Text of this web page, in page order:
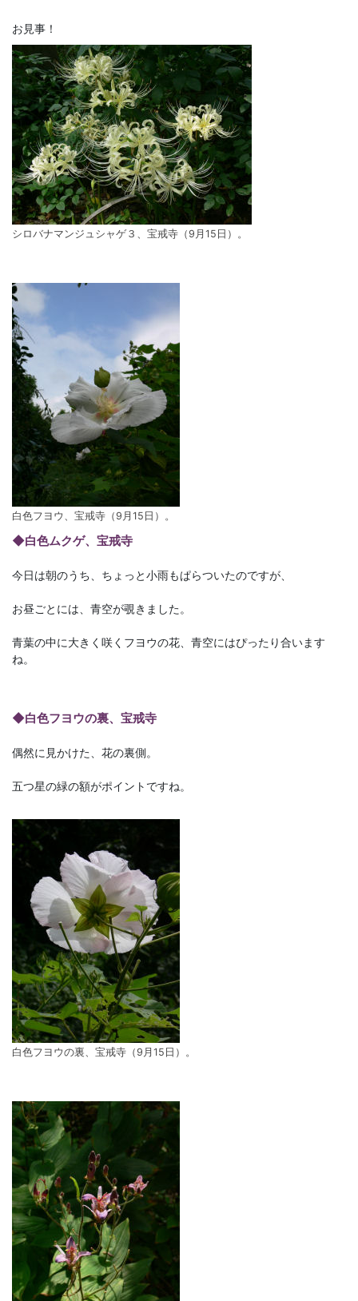
お見事！
シロバナマンジュシャゲ３、宝戒寺（9月15日）。
白色フヨウ、宝戒寺（9月15日）。
◆白色ムクゲ、宝戒寺
今日は朝のうち、ちょっと小雨もぱらついたのですが、
お昼ごとには、青空が覗きました。
青葉の中に大きく咲くフヨウの花、青空にはぴったり合います
ね。
◆白色フヨウの裏、宝戒寺
偶然に見かけた、花の裏側。
五つ星の緑の額がポイントですね。
白色フヨウの裏、宝戒寺（9月15日）。